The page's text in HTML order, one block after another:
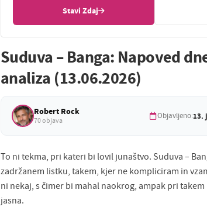
Stavi Zdaj
Suduva – Banga: Napoved
analiza (13.06.2026)
Robert Rock
70 objava
Objavljeno:13.
To ni tekma, pri kateri bi lovil junaštvo. Suduva –
zadržanem listku, takem, kjer ne kompliciram in
ni nekaj, s čimer bi mahal naokrog, ampak pri
jasna.